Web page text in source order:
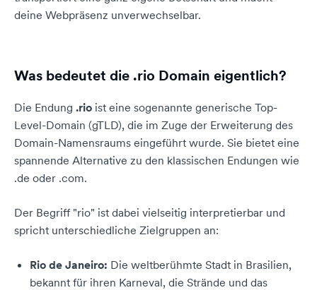
deine Webpräsenz unverwechselbar.
Was bedeutet die .rio Domain eigentlich?
Die Endung .rio ist eine sogenannte generische Top-
Level-Domain (gTLD), die im Zuge der Erweiterung des
Domain-Namensraums eingeführt wurde. Sie bietet eine
spannende Alternative zu den klassischen Endungen wie
.de oder .com.
Der Begriff "rio" ist dabei vielseitig interpretierbar und
spricht unterschiedliche Zielgruppen an:
Rio de Janeiro: Die weltberühmte Stadt in Brasilien,
bekannt für ihren Karneval, die Strände und das